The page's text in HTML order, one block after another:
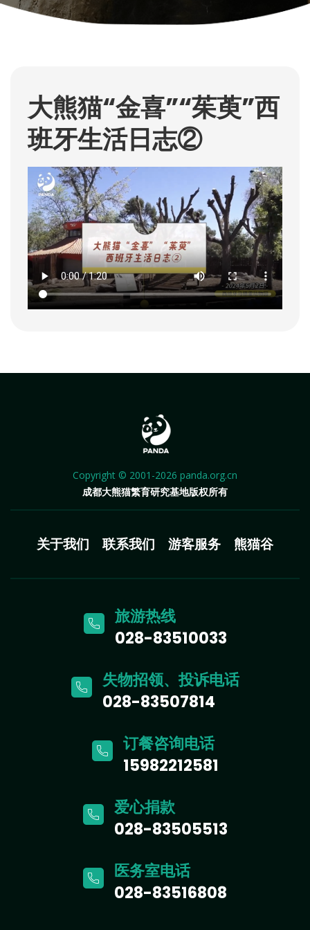
大熊猫“金喜”“茱萸”西
班牙生活日志②
Copyright © 2001-2026 panda.org.cn
成都大熊猫繁育研究基地版权所有
关于我们 联系我们 游客服务 熊猫谷
旅游热线
028-83510033
失物招领、投诉电话
028-83507814
订餐咨询电话
15982212581
爱心捐款
028-83505513
医务室电话
028-83516808